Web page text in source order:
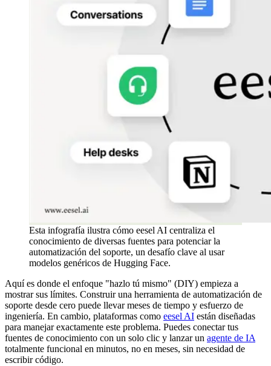
Esta infografía ilustra cómo eesel AI centraliza el
conocimiento de diversas fuentes para potenciar la
automatización del soporte, un desafío clave al usar
modelos genéricos de Hugging Face.
Aquí es donde el enfoque "hazlo tú mismo" (DIY) empieza a
mostrar sus límites. Construir una herramienta de automatización de
soporte desde cero puede llevar meses de tiempo y esfuerzo de
ingeniería. En cambio, plataformas como eesel AI están diseñadas
para manejar exactamente este problema. Puedes conectar tus
fuentes de conocimiento con un solo clic y lanzar un agente de IA
totalmente funcional en minutos, no en meses, sin necesidad de
escribir código.